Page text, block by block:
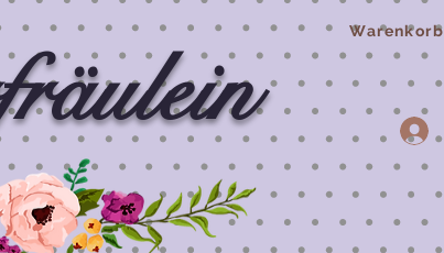
Warenkorb